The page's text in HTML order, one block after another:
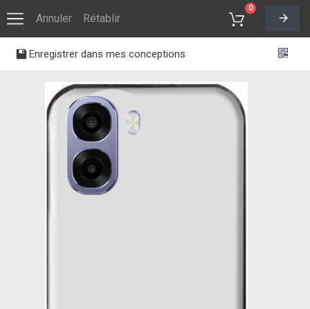
Annuler Rétablir
0
Enregistrer dans mes conceptions